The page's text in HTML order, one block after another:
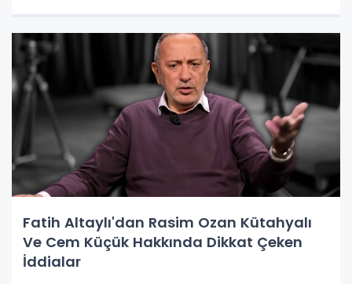
Fatih Altaylı'dan Rasim Ozan Kütahyalı
Ve Cem Küçük Hakkında Dikkat Çeken
İddialar